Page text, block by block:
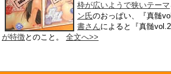
枠が広いようで狭いテーマ
ン氏のおっぱい、『真髄
書さんによると『真髄
が特徴とのこと。 全文へ>>